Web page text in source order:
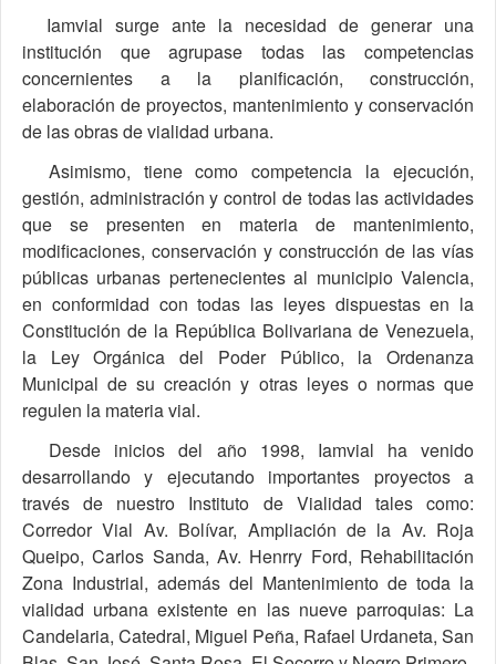
Iamvial surge ante la necesidad de generar una
institución que agrupase todas las competencias
concernientes a la planificación, construcción,
elaboración de proyectos, mantenimiento y conservación
de las obras de vialidad urbana.
Asimismo, tiene como competencia la ejecución,
gestión, administración y control de todas las actividades
que se presenten en materia de mantenimiento,
modificaciones, conservación y construcción de las vías
públicas urbanas pertenecientes al municipio Valencia,
en conformidad con todas las leyes dispuestas en la
Constitución de la República Bolivariana de Venezuela,
la Ley Orgánica del Poder Público, la Ordenanza
Municipal de su creación y otras leyes o normas que
regulen la materia vial.
Desde inicios del año 1998, Iamvial ha venido
desarrollando y ejecutando importantes proyectos a
través de nuestro Instituto de Vialidad tales como:
Corredor Vial Av. Bolívar, Ampliación de la Av. Roja
Queipo, Carlos Sanda, Av. Henrry Ford, Rehabilitación
Zona Industrial, además del Mantenimiento de toda la
vialidad urbana existente en las nueve parroquias: La
Candelaria, Catedral, Miguel Peña, Rafael Urdaneta, San